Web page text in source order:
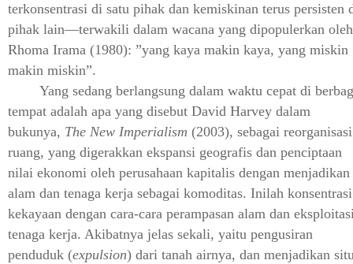
terkonsentrasi di satu pihak dan kemiskinan terus persisten
pihak lain—terwakili dalam wacana yang dipopulerkan oleh
Rhoma Irama (1980): ”yang kaya makin kaya, yang miskin
makin miskin”.
Yang sedang berlangsung dalam waktu cepat di
tempat adalah apa yang disebut David Harvey dalam
bukunya, The New Imperialism (2003), sebagai reorganisasi
ruang, yang digerakkan ekspansi geografis dan penciptaan
nilai ekonomi oleh perusahaan kapitalis dengan menjadikan
alam dan tenaga kerja sebagai komoditas. Inilah konsentrasi
kekayaan dengan cara-cara perampasan alam dan
tenaga kerja. Akibatnya jelas sekali, yaitu pengusiran
penduduk (expulsion) dari tanah airnya, dan menjadikan